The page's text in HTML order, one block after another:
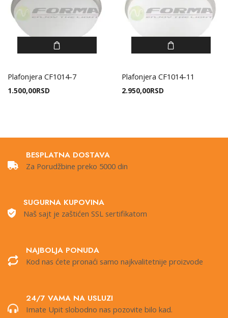
Plafonjera CF1014-7
1.500,00RSD
Plafonjera CF1014-11
2.950,00RSD
BESPLATNA DOSTAVA
Za Porudžbine preko 5000 din
SUGURNA KUPOVINA
Naš sajt je zaštićen SSL sertifikatom
NAJBOLJA PONUDA
Kod nas ćete pronaći samo najkvalitetnije proizvode
24/7 VAMA NA USLUZI
Imate Upit slobodno nas pozovite bilo kad.